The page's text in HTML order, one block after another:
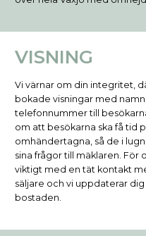
VISNING
Vi värnar om din integritet,
bokade visningar med
telefonnummer till
om att besökarna ska få tid
omhändertagna, så de i
sina frågor till mäklaren. För
viktigt med en tät kontakt
säljare och vi uppdaterar
bostaden.